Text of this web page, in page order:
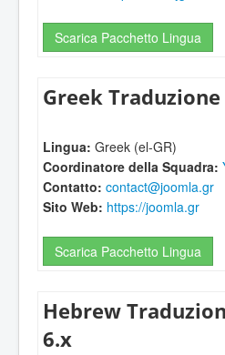
Scarica Pacchetto Lingua
Greek
Lingua: Greek (el-GR)
Coordinatore della Squadra:
Contatto: contact@joomla.gr
Sito Web: https://joomla.gr
Scarica Pacchetto Lingua
Hebrew
6.x